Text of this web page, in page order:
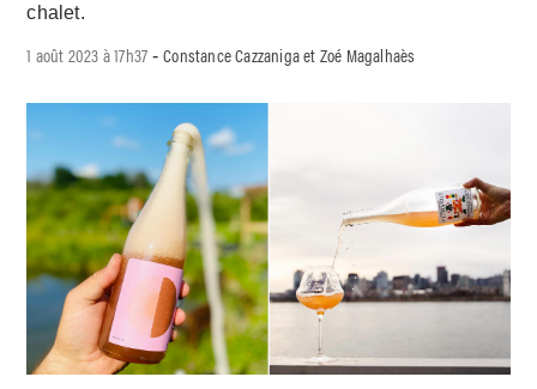
chalet.
1 août 2023 à 17h37 -Constance Cazzaniga et Zoé Magalhaès